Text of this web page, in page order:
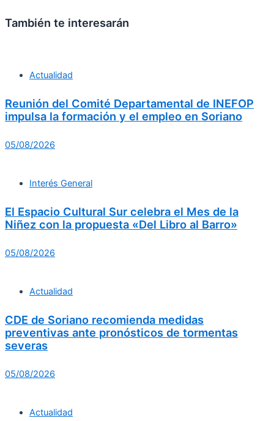
También te interesarán
Actualidad
Reunión del Comité Departamental de INEFOP
impulsa la formación y el empleo en Soriano
05/08/2026
Interés General
El Espacio Cultural Sur celebra el Mes de la
Niñez con la propuesta «Del Libro al Barro»
05/08/2026
Actualidad
CDE de Soriano recomienda medidas
preventivas ante pronósticos de tormentas
severas
05/08/2026
Actualidad